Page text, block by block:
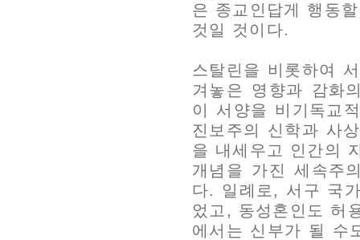
은 종교인답게 행동
것일 것이다.
스탈린을 비롯하여
겨놓은 영향과 감화
이 서양을 비기독교
진보주의 신학과 사
을 내세우고 인간의
개념을 가진 세속주
다. 일례로, 서구 국
었고, 동성혼인도 허
에서는 신부가 될 수